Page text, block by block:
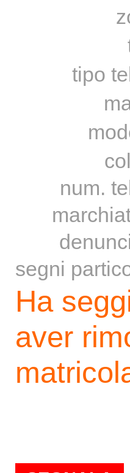
tipo
num.
segni
Ha
aver